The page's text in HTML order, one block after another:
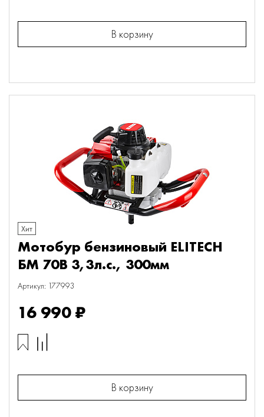
В корзину
Хит
Мотобур бензиновый ELITECH
БМ 70В 3,3л.с., 300мм
Артикул: 177993
16 990 ₽
В корзину